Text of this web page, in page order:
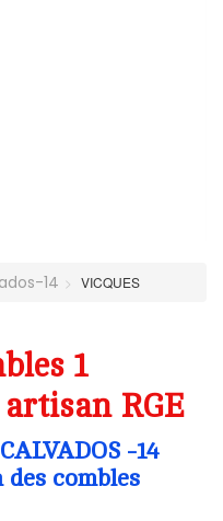
14 VICQUES
1
artisan RGE
-14
des combles